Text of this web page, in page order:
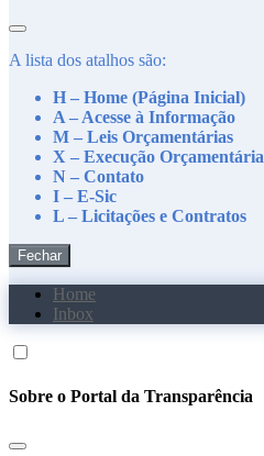
A lista dos atalhos são:
H – Home (Página Inicial)
A – Acesse à Informação
M – Leis Orçamentárias
X – Execução Orçamentária
N – Contato
I – E-Sic
L – Licitações e Contratos
Fechar
Home
Inbox
Sobre o Portal da Transparência